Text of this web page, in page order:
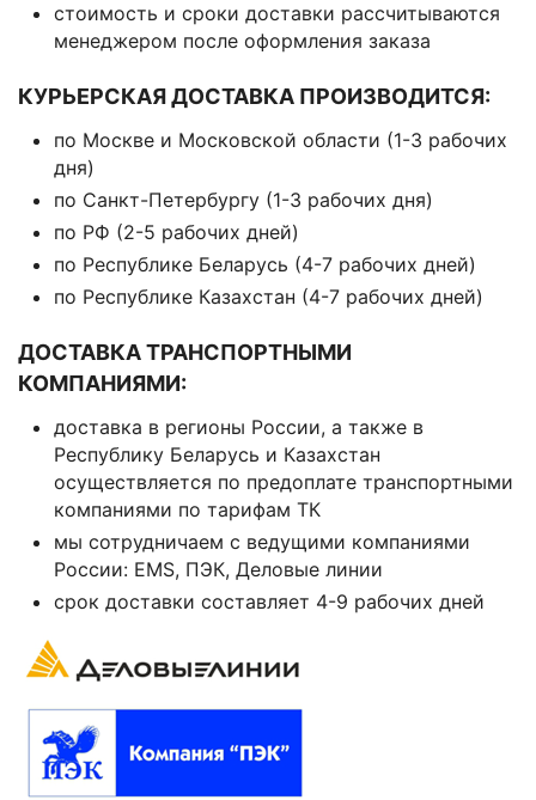
стоимость и сроки доставки рассчитываются
менеджером после оформления заказа
КУРЬЕРСКАЯ ДОСТАВКА ПРОИЗВОДИТСЯ:
по Москве и Московской области (1-3 рабочих
дня)
по Санкт-Петербургу (1-3 рабочих дня)
по РФ (2-5 рабочих дней)
по Республике Беларусь (4-7 рабочих дней)
по Республике Казахстан (4-7 рабочих дней)
ДОСТАВКА ТРАНСПОРТНЫМИ
КОМПАНИЯМИ:
доставка в регионы России, а также в
Республику Беларусь и Казахстан
осуществляется по предоплате транспортными
компаниями по тарифам ТК
мы сотрудничаем с ведущими компаниями
России: EMS, ПЭК, Деловые линии
срок доставки составляет 4-9 рабочих дней